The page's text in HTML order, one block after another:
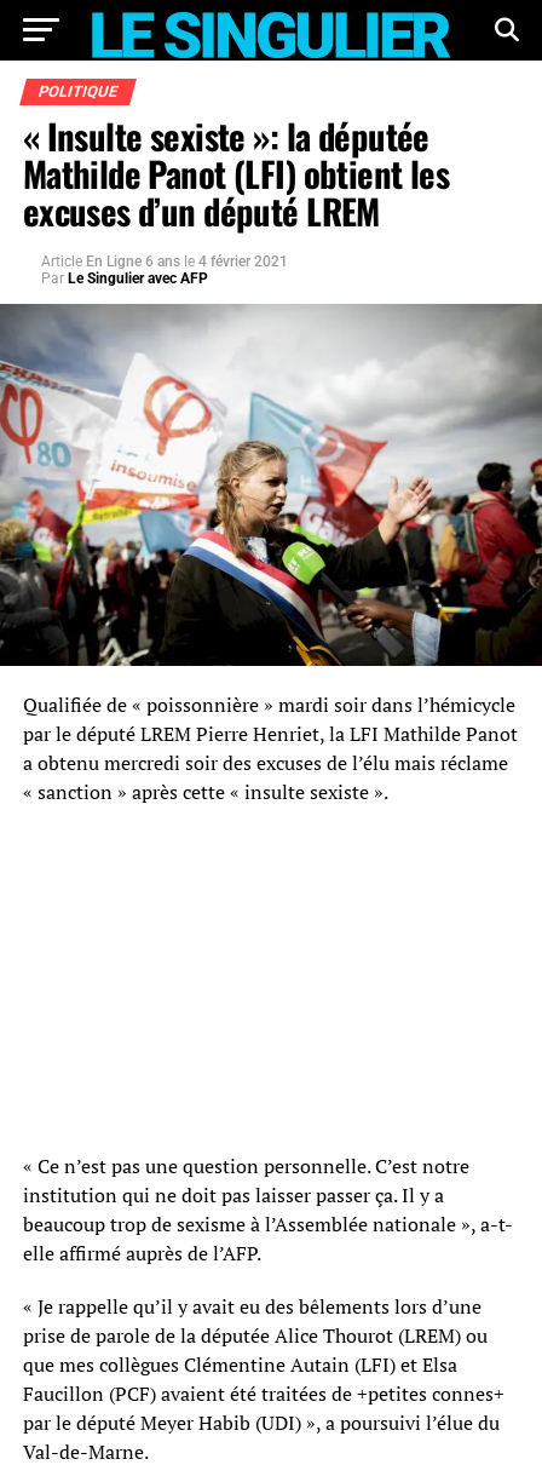
POLITIQUE
« Insulte sexiste »: la députée
Mathilde Panot (LFI) obtient les
excuses d’un député LREM
Article En Ligne 6 ans le 4 février 2021
Par Le Singulier avec AFP
Qualifiée de « poissonnière » mardi soir dans l’hémicycle
par le député LREM Pierre Henriet, la LFI Mathilde Panot
a obtenu mercredi soir des excuses de l’élu mais réclame
« sanction » après cette « insulte sexiste ».
« Ce n’est pas une question personnelle. C’est notre
institution qui ne doit pas laisser passer ça. Il y a
beaucoup trop de sexisme à l’Assemblée nationale », a-t-
elle affirmé auprès de l’AFP.
« Je rappelle qu’il y avait eu des bêlements lors d’une
prise de parole de la députée Alice Thourot (LREM) ou
que mes collègues Clémentine Autain (LFI) et Elsa
Faucillon (PCF) avaient été traitées de +petites connes+
par le député Meyer Habib (UDI) », a poursuivi l’élue du
Val-de-Marne.